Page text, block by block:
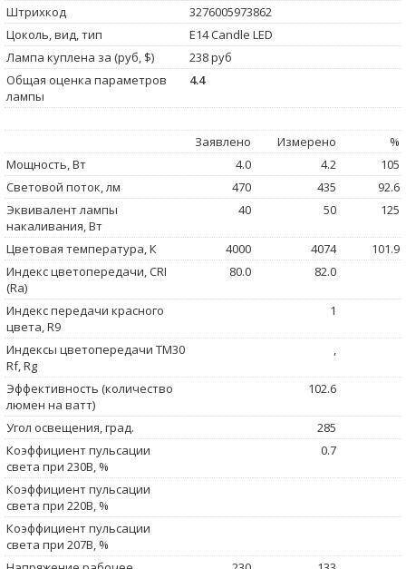
Штрихкод
3276005973862
Цоколь, вид, тип
E14 Candle LED
Лампа куплена за (руб, $)
238 руб
Общая оценка параметров
лампы
4.4
Заявлено Измерено
%
Мощность, Вт
4.0 4.2
105
Световой поток, лм
470 435
92.6
Эквивалент лампы
накаливания, Вт
40 50 125
Цветовая температура, К 4000 4074
101.9
Индекс цветопередачи, CRI
(Ra)
80.0 82.0
Индекс передачи красного
цвета, R9
1
Индексы цветопередачи TM30
Rf, Rg
,
Эффективность (количество
люмен на ватт)
102.6
Угол освещения, град.
285
Коэффициент пульсации
света при 230В, %
0.7
Коэффициент пульсации
света при 220В, %
Коэффициент пульсации
света при 207В, %